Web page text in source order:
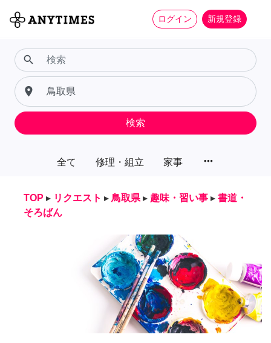
ログイン 新規登録
全て 修理・組立 家事 more_horiz
search
place
検索
TOP ▸ リクエスト ▸ 鳥取県 ▸ 趣味・習い事 ▸ 書道・
そろばん